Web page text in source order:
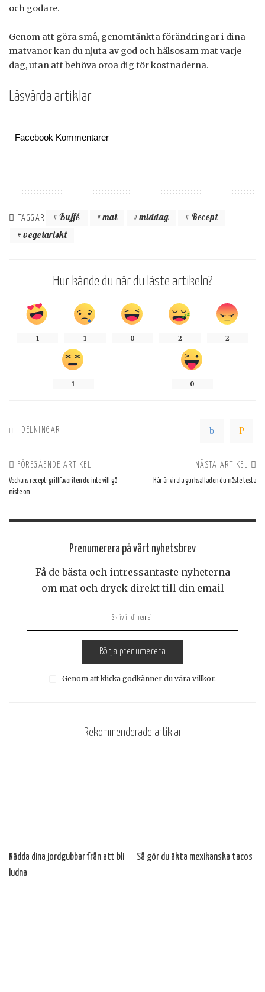
och godare.
Genom att göra små, genomtänkta förändringar i dina
matvanor kan du njuta av god och hälsosam mat varje
dag, utan att behöva oroa dig för kostnaderna.
Läsvärda artiklar
Facebook Kommentarer
TAGGAR Buffé mat middag
Recept
vegetariskt
Hur kände du när du läste artikeln?
1 1 0 2 2
1 0
DELNINGAR
FÖREGÅENDE ARTIKEL
Veckans recept: grillfavoriten du inte vill gå
miste om
NÄSTA ARTIKEL
Här är virala gurksalladen du måste testa
Prenumerera på vårt nyhetsbrev
Få de bästa och intressantaste nyheterna
om mat och dryck direkt till din email
Börja prenumerera
Genom att klicka godkänner du våra villkor.
Rekommenderade artiklar
Rädda dina jordgubbar från att bli
ludna
Så gör du äkta mexikanska tacos